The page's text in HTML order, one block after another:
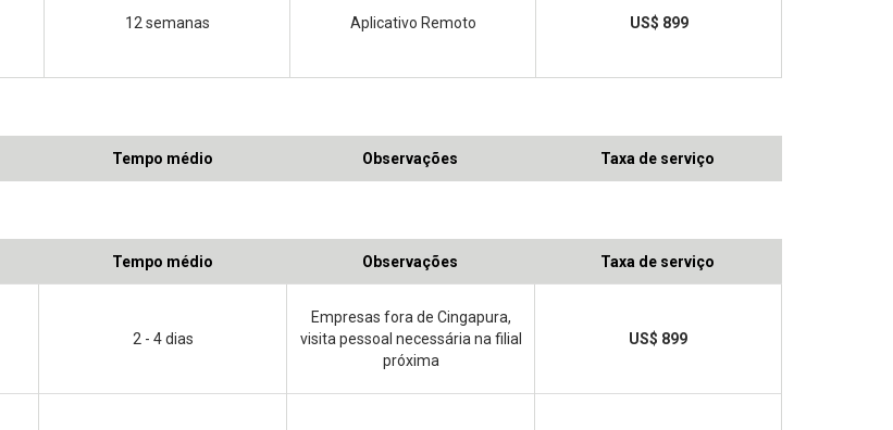
12 semanas Aplicativo Remoto US$ 899
Tempo médio Observações Taxa de serviço
Tempo médio Observações Taxa de serviço
2 - 4 dias
Empresas fora de Cingapura,
visita pessoal necessária na filial
próxima
US$ 899